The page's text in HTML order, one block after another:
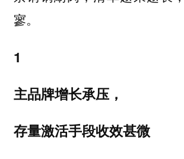
寥。
1
主品牌增长承压，
存量激活手段收效甚微